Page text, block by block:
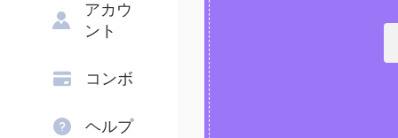
アカウ
ント
コンボ
ヘルプ